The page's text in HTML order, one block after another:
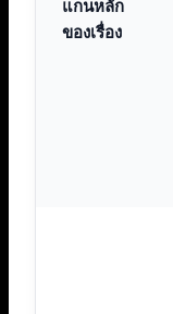
แกนหลัก
ของเรื่อง